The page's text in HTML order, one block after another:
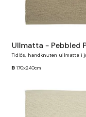
Ullmatta - Pebbled
Tidlös, handknuten ullmatta i
B 170x240cm